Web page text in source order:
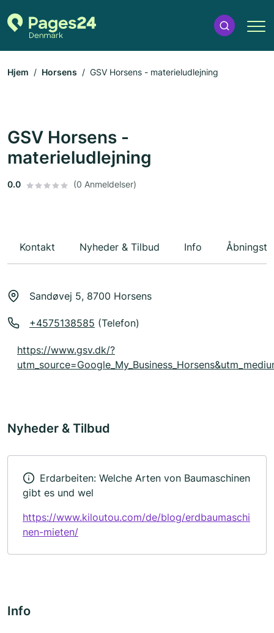
Hjem Horsens GSV Horsens - materieludlejning
GSV Horsens -
materieludlejning
0.0 (0 Anmeldelser)
Kontakt Nyheder & Tilbud Info
Sandøvej 5, 8700 Horsens
+4575138585 (Telefon)
https://www.gsv.dk/?
Nyheder & Tilbud
Erdarbeiten: Welche Arten von Baumaschinen
gibt es und wel
https://www.kiloutou.com/de/blog/erdbaumaschi
nen-mieten/
Info